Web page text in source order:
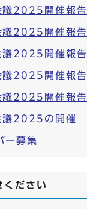
2025開催報告
2025開催報告
2025開催報告
2025開催報告
2025開催報告
2025の開催
ー募集
ください